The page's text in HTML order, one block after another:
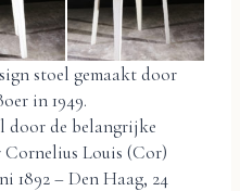
stoel gemaakt door
in 1949.
door de belangrijke
Louis (Cor)
1892 – Den Haag, 24